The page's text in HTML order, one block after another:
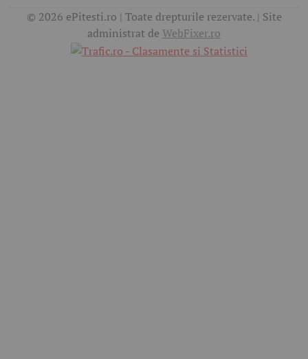
© 2026 ePitesti.ro | Toate drepturile rezervate. | Site
administrat de WebFixer.ro